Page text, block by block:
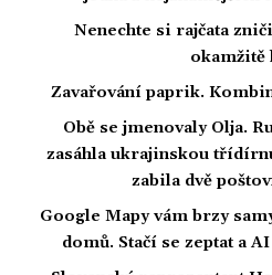
Nenechte si rajčata
okamžitě
Zavařování paprik.
Obě se jmenovaly Olja.
zasáhla ukrajinskou
zabila dvě
Google Mapy vám brzy
domů. Stačí se zeptat a